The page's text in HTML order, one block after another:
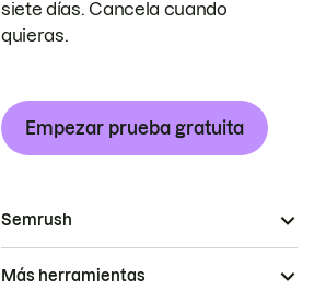
siete días. Cancela cuando
quieras.
Empezar prueba gratuita
Semrush
Más herramientas